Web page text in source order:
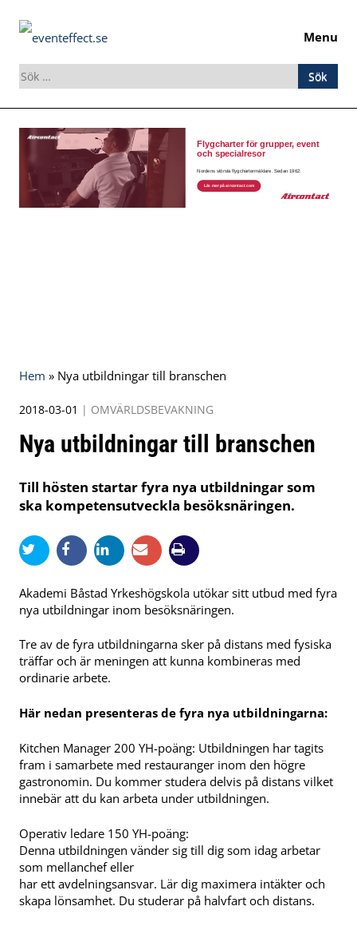
Menu
Sök
efter:
Skip
content
Hem » Nya utbildningar till branschen
2018-03-01 | OMVÄRLDSBEVAKNING
Nya utbildningar till branschen
Till hösten startar fyra nya utbildningar som
ska kompetensutveckla besöksnäringen.
Akademi Båstad Yrkeshögskola utökar sitt utbud med fyra
nya utbildningar inom besöksnäringen.
Tre av de fyra utbildningarna sker på distans med fysiska
träffar och är meningen att kunna kombineras med
ordinarie arbete.
Här nedan presenteras de fyra nya utbildningarna:
Kitchen Manager 200 YH-poäng: Utbildningen har tagits
fram i samarbete med restauranger inom den högre
gastronomin. Du kommer studera delvis på distans vilket
innebär att du kan arbeta under utbildningen.
Operativ ledare 150 YH-poäng:
Denna utbildningen vänder sig till dig som idag arbetar
som mellanchef eller
har ett avdelningsansvar. Lär dig maximera intäkter och
skapa lönsamhet. Du studerar på halvfart och distans.